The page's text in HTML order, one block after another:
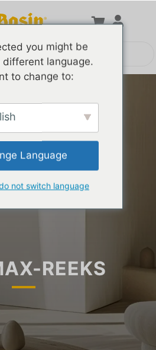
REEKS
you might be
different language.
to change to:
Language
not switch language